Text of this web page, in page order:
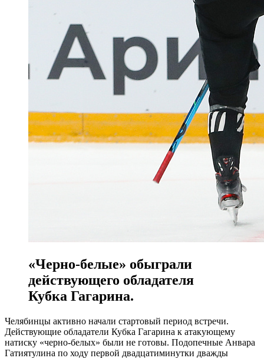
«Черно-белые» обыграли
действующего обладателя
Кубка Гагарина.
Челябинцы активно начали стартовый период встречи.
Действующие обладатели Кубка Гагарина к атакующему
натиску «черно-белых» были не готовы. Подопечные Анвара
Гатиятулина по ходу первой двадцатиминутки дважды